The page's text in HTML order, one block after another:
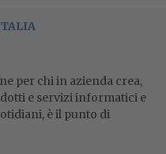
per chi in azienda crea,
e servizi informatici e
è il punto di